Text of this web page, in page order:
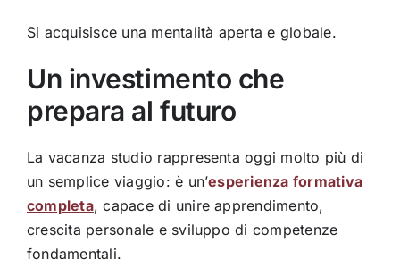
Si acquisisce una mentalità aperta e globale.
Un investimento che
prepara al futuro
La vacanza studio rappresenta oggi molto più di
un semplice viaggio: è un’esperienza formativa
completa, capace di unire apprendimento,
crescita personale e sviluppo di competenze
fondamentali.